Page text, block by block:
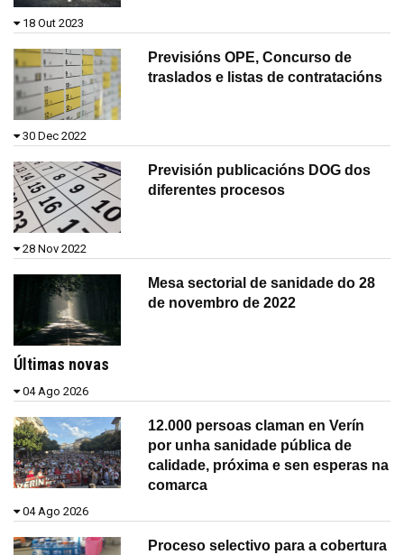
18 Out 2023
Previsións OPE, Concurso de
traslados e listas de contratacións
30 Dec 2022
Previsión publicacións DOG dos
diferentes procesos
28 Nov 2022
Mesa sectorial de sanidade do 28
de novembro de 2022
Últimas novas
04 Ago 2026
12.000 persoas claman en Verín
por unha sanidade pública de
calidade, próxima e sen esperas na
comarca
04 Ago 2026
Proceso selectivo para a cobertura